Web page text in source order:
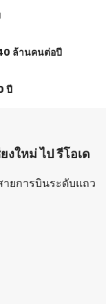
ล้านคนต่อปี
ปี
ใหม่ ไป รีโอเด
ยการบินระดับแถว